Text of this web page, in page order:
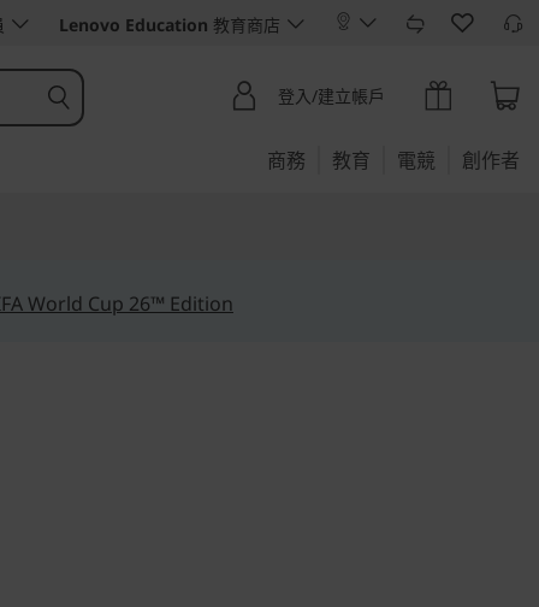
Lenovo Education 教育商店
登入/建立帳戶
商務 教育 電競 創作者
World Cup 26™ Edition